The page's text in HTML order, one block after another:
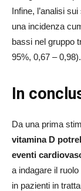
Infine, l’analisi
una incidenza
bassi nel gruppo
95%, 0,67 – 0,98).
In
Da una prima
vitamina D
eventi
a indagare il
in pazienti in